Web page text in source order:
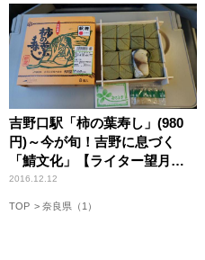
吉野口駅「柿の葉寿し」(980
円)～今が旬！吉野に息づく
「鯖文化」【ライター望月の
駅弁膝栗毛】
2016.12.12
TOP 奈良県（1）